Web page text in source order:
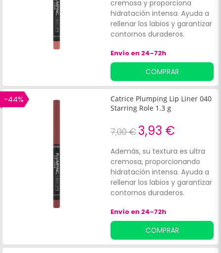
cremosa y proporciona
hidratación intensa. Ayuda a
rellenar los labios y garantizar
contornos duraderos.
Envío en 24-72h
COMPRAR
-44%
Catrice Plumping Lip Liner 040
Starring Role 1.3 g
7,00 € 3,93 €
Además, su textura es ultra
cremosa, proporcionando
hidratación intensa. Ayuda a
rellenar los labios y garantizar
contornos duraderos.
Envío en 24-72h
COMPRAR